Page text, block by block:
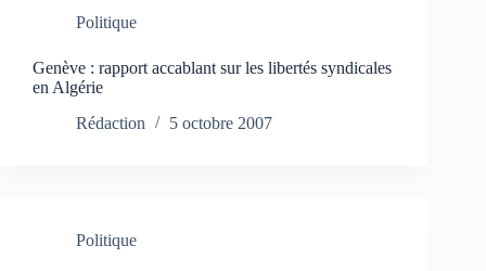
Politique
Genève : rapport accablant sur les libertés syndicales
en Algérie
Rédaction
5 octobre 2007
Politique